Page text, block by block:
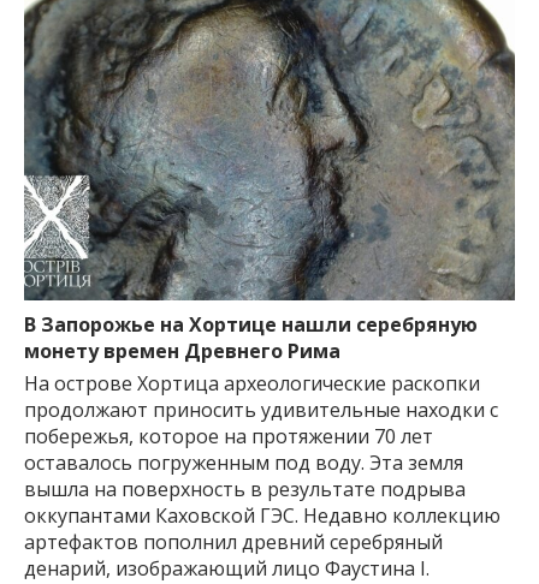
В Запорожье на Хортице нашли серебряную
монету времен Древнего Рима
На острове Хортица археологические раскопки
продолжают приносить удивительные находки с
побережья, которое на протяжении 70 лет
оставалось погруженным под воду. Эта земля
вышла на поверхность в результате подрыва
оккупантами Каховской ГЭС. Недавно коллекцию
артефактов пополнил древний серебряный
денарий, изображающий лицо Фаустина I.